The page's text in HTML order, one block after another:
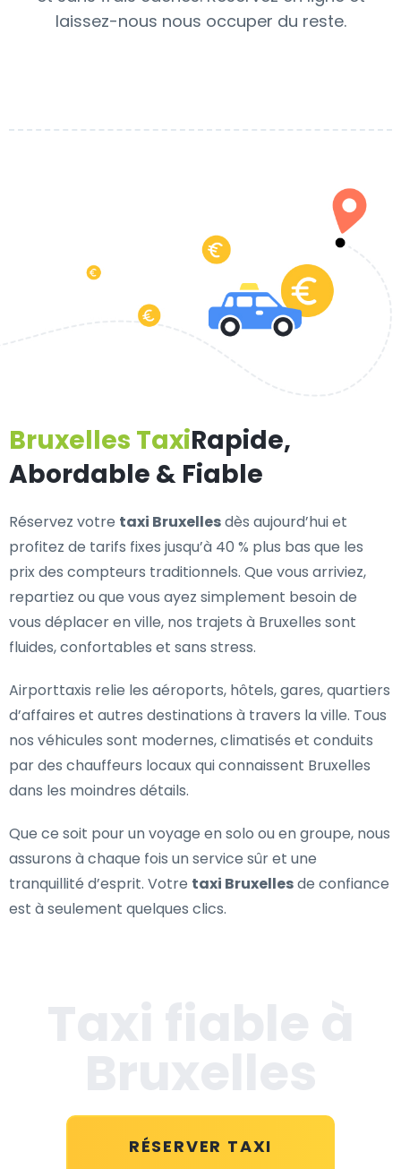
laissez-nous nous occuper du reste.
Bruxelles TaxiRapide,
Abordable & Fiable
Réservez votre taxi Bruxellesdès aujourd’hui et
profitez de tarifs fixes jusqu’à 40 % plus bas que les
prix des compteurs traditionnels. Que vous arriviez,
repartiez ou que vous ayez simplement besoin de
vous déplacer en ville, nos trajets à Bruxelles sont
fluides, confortables et sans stress.
Airporttaxis relie les aéroports, hôtels, gares, quartiers
d’affaires et autres destinations à travers la ville. Tous
nos véhicules sont modernes, climatisés et conduits
par des chauffeurs locaux qui connaissent Bruxelles
dans les moindres détails.
Que ce soit pour un voyage en solo ou en groupe, nous
assurons à chaque fois un service sûr et une
tranquillité d’esprit. Votre taxi Bruxellesde confiance
est à seulement quelques clics.
RÉSERVER TAXI